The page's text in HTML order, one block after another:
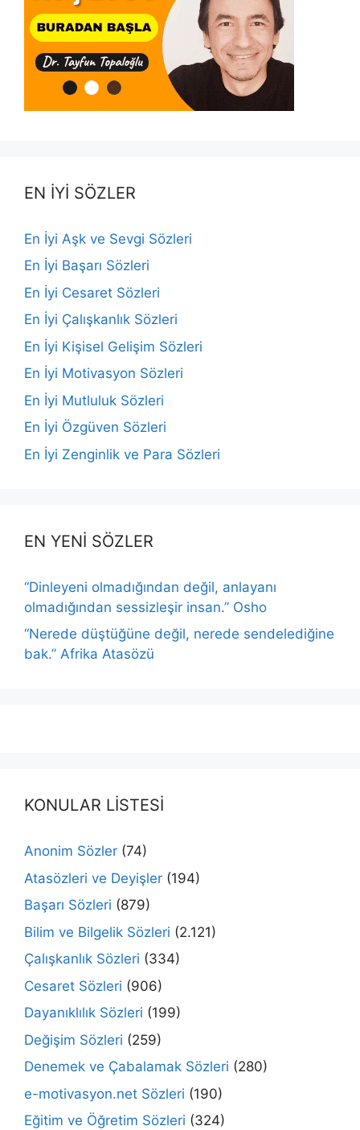
EN İYİ SÖZLER
En İyi Aşk ve Sevgi Sözleri
En İyi Başarı Sözleri
En İyi Cesaret Sözleri
En İyi Çalışkanlık Sözleri
En İyi Kişisel Gelişim Sözleri
En İyi Motivasyon Sözleri
En İyi Mutluluk Sözleri
En İyi Özgüven Sözleri
En İyi Zenginlik ve Para Sözleri
EN YENİ SÖZLER
“Dinleyeni olmadığından değil, anlayanı
olmadığından sessizleşir insan.” Osho
“Nerede düştüğüne değil, nerede sendelediğine
bak.” Afrika Atasözü
KONULAR LİSTESİ
Anonim Sözler (74)
Atasözleri ve Deyişler (194)
Başarı Sözleri (879)
Bilim ve Bilgelik Sözleri (2.121)
Çalışkanlık Sözleri (334)
Cesaret Sözleri (906)
Dayanıklılık Sözleri (199)
Değişim Sözleri (259)
Denemek ve Çabalamak Sözleri (280)
e-motivasyon.net Sözleri (190)
Eğitim ve Öğretim Sözleri (324)